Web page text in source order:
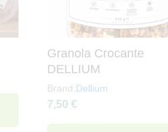
Granola Crocante
DELLIUM
Brand: Dellium
7,50€